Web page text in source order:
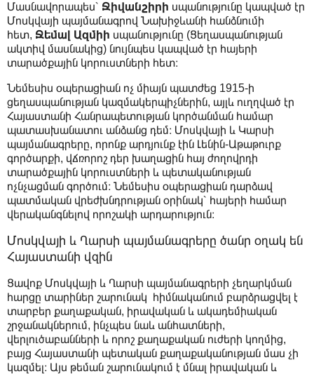
Մասնավորապես՝ Ջիվանշիրի սպանությունը կապված էր
Մոսկվայի պայմանագրով Նախիջևանի հանձնումի
հետ, Ջեմալ Ազմիի սպանությունը (Ցեղասպանության
ակտիվ մասնակից) նույնպես կապված էր հայերի
տարածքային կորուստների հետ։
Նեմեսիս օպերացիան ոչ միայն պատժեց 1915-ի
ցեղասպանության կազմակերպիչներին, այլև ուղղված էր
Հայաստանի Հանրապետության կործանման համար
պատասխանատու անձանց դեմ։ Մոսկվայի և Կարսի
պայմանագրերը, որոնք արդյունք էին Լենին-Աթաթուրք
գործարքի, վճռորոշ դեր խաղացին հայ ժողովրդի
տարածքային կորուստների և պետականության
ոչնչացման գործում։ Նեմեսիս օպերացիան դարձավ
պատմական վրեժխնդրության օրինակ՝ հայերի համար
վերականգնելով որոշակի արդարություն։
Մոսկվայի և Ղարսի պայմանագրերը ծանր օղակ են
Հայաստանի վզին
Ցավոք Մոսկվայի և Ղարսի պայմանագրերի չեղարկման
հարցը տարիներ շարունակ հիմնականում բարձրացվել է
տարբեր քաղաքական, իրավական և ակադեմիական
շրջանակներում, ինչպես նաև անհատների,
վերլուծաբանների և որոշ քաղաքական ուժերի կողմից,
բայց Հայաստանի պետական քաղաքականության մաս չի
կազմել։ Այս թեման շարունակում է մնալ իրավական և